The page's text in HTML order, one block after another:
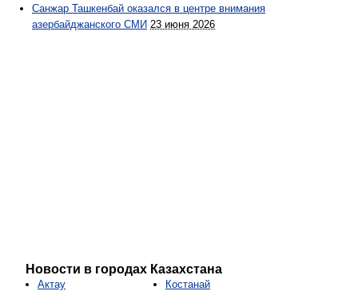
Санжар Ташкенбай оказался в центре внимания
азербайджанского СМИ 23 июня 2026
Новости в городах Казахстана
Актау Костанай